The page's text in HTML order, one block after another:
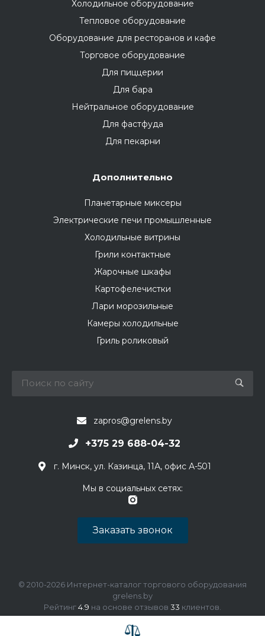
Холодильное оборудование
Тепловое оборудование
Оборудование для ресторанов и кафе
Торговое оборудование
Для пиццерии
Для бара
Нейтральное оборудование
Для фастфуда
Для пекарни
Дополнительно
Планетарные миксеры
Электрические печи промышленные
Холодильные витрины
Грили контактные
Жарочные шкафы
Картофелечистки
Лари морозильные
Камеры холодильные
Гриль роликовый
zapros@grelens.by
+375 29 688-04-32
г. Минск, ул. Казинца, 11А, офис А-501
Мы в социальных сетях:
Заказать звонок
© 2010-2026 Интернет-каталог торгового оборудования
grelens.by
Рейтинг4.9 на основе отзывов 33 клиентов.